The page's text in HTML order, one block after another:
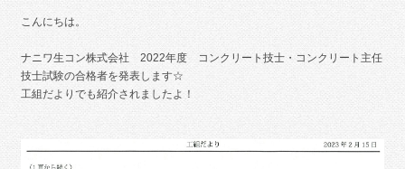
こんにちは。
ナニワ生コン株式会社 2022年度 コンクリート技士・コンクリート主任
技士試験の合格者を発表します☆
工組だよりでも紹介されましたよ！